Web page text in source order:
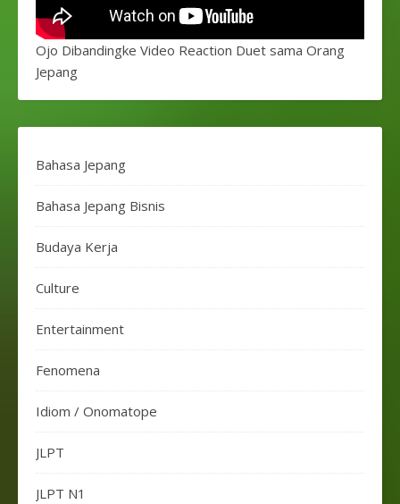
Ojo Dibandingke Video Reaction Duet sama Orang
Jepang
Bahasa Jepang
Bahasa Jepang Bisnis
Budaya Kerja
Culture
Entertainment
Fenomena
Idiom / Onomatope
JLPT
JLPT N1